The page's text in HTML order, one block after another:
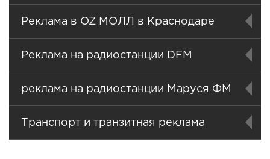
Реклама в OZ МОЛЛ в Краснодаре
Реклама на радиостанции DFM
реклама на радиостанции Маруся ФМ
Транспорт и транзитная реклама